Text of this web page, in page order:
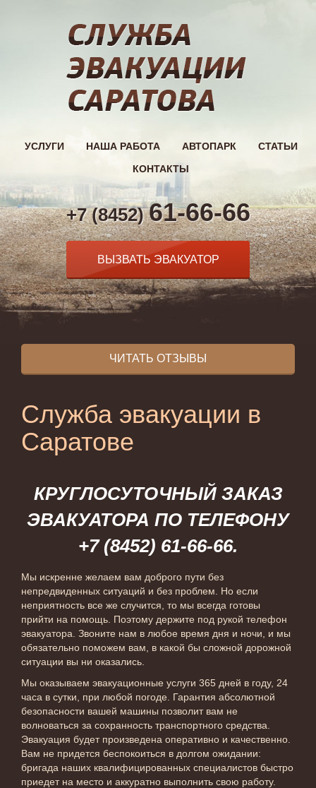
УСЛУГИ НАША РАБОТА АВТОПАРК
СТАТЬИ
КОНТАКТЫ
+7 (8452)61-66-66
ВЫЗВАТЬ ЭВАКУАТОР
ЧИТАТЬ ОТЗЫВЫ
Служба эвакуации в
Саратове
КРУГЛОСУТОЧНЫЙ ЗАКАЗ
ЭВАКУАТОРА ПО ТЕЛЕФОНУ
+7 (8452) 61-66-66.
Мы искренне желаем вам доброго пути без
непредвиденных ситуаций и без проблем. Но если
неприятность все же случится, то мы всегда готовы
прийти на помощь. Поэтому держите под рукой телефон
эвакуатора. Звоните нам в любое время дня и ночи, и мы
обязательно поможем вам, в какой бы сложной дорожной
ситуации вы ни оказались.
Мы оказываем эвакуационные услуги 365 дней в году, 24
часа в сутки, при любой погоде. Гарантия абсолютной
безопасности вашей машины позволит вам не
волноваться за сохранность транспортного средства.
Эвакуация будет произведена оперативно и качественно.
Вам не придется беспокоиться в долгом ожидании:
бригада наших квалифицированных специалистов быстро
приедет на место и аккуратно выполнить свою работу.